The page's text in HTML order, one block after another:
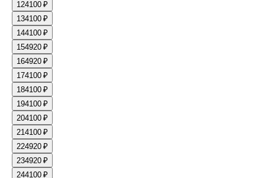
124100 ₽
134100 ₽
144100 ₽
154920 ₽
164920 ₽
174100 ₽
184100 ₽
194100 ₽
204100 ₽
214100 ₽
224920 ₽
234920 ₽
244100 ₽